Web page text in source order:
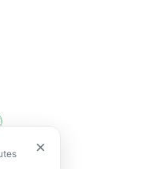
×